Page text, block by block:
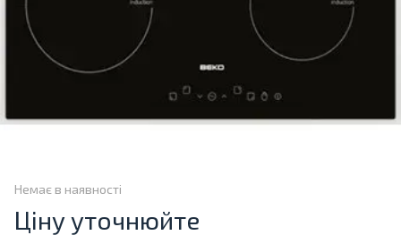
Немає в наявності
Ціну уточнюйте